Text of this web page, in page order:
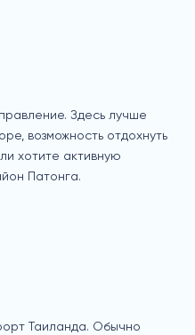
Здесь лучше
возможность отдохнуть
хотите активную
Патонга.
Таиланда. Обычно